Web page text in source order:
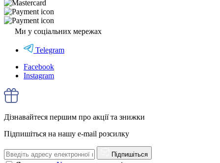
Ми у соціальних мережах
Telegram
Facebook
Instagram
Дізнавайтеся першим про акції та знижки
Підпишіться на нашу e-mail розсилку
Підпишіться